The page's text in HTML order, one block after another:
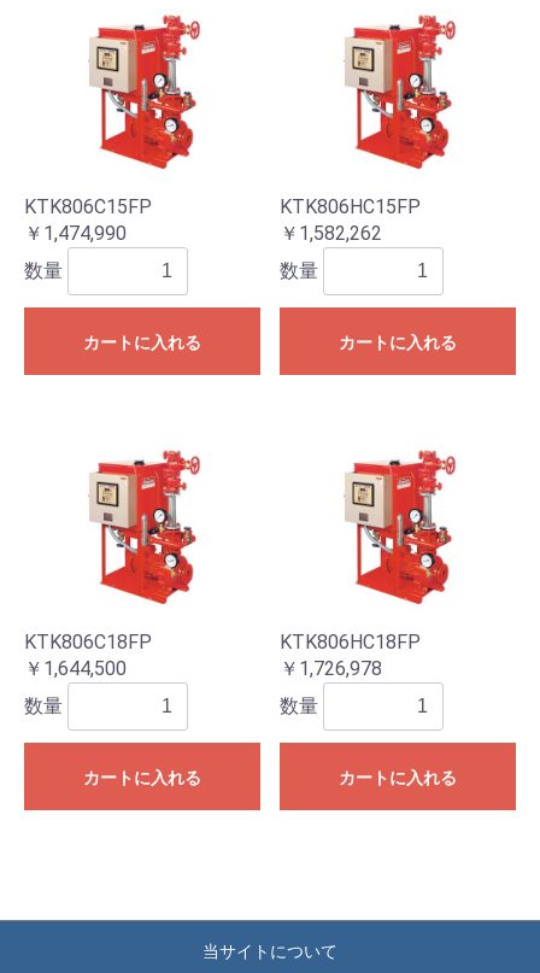
KTK806C15FP
￥1,474,990
数量
カートに入れる
KTK806HC15FP
￥1,582,262
数量
カートに入れる
KTK806C18FP
￥1,644,500
数量
カートに入れる
KTK806HC18FP
￥1,726,978
数量
カートに入れる
当サイトについて